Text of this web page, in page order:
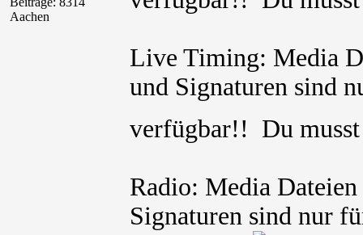
Aachen
Live Timing: Media
und Signaturen sind
verfügbar!! Du
Radio: Media
Signaturen sind nur